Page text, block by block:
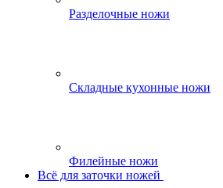
Разделочные ножи
Складные кухонные ножи
Филейные ножи
Всё для заточки ножей